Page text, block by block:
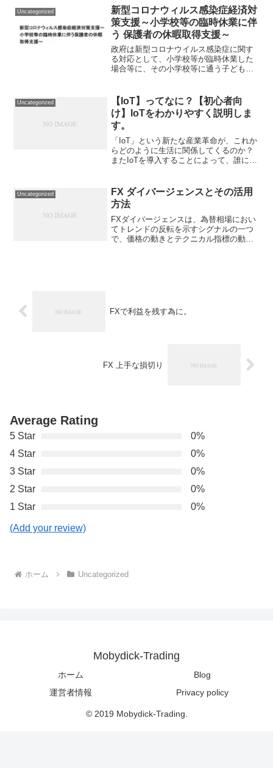
していて、どこの送り出し...
Uncategorized
新型コロナウィルス感染症経済対
策支援～小学校等の臨時休業に伴
う 保護者の休暇取得支援～
政府は新型コロナウイルス感染症に関す
る対応として、小学校等が臨時休業した
場合等に、その小学校等に通う子どもの
ず、労働基準法上の年次有給休暇とは別
途、有給の休暇を取得させた企業に対す
る助成金を創設しますという発表をして
います。
Uncategorized
【IoT】ってなに？【初心者向
け】IoTをわかりやすく説明しま
す。
「IoT」という新たな産業革命が、これか
らどのように生活に関係してくるのか？
またIoTを導入することによって、誰にど
をここでは説明していけたらと思いま
す。IoTとい...
Uncategorized
FX ダイバージェンスとその活用
方法
FXダイバージェンスは、為替相場におい
てトレンドの反転を示すシグナルの一つ
で、価格の動きとテクニカル指標の動き
FXで利益を残す為に。
FX 上手な損切り
Average Rating
5 Star
0%
4 Star
0%
3 Star
0%
2 Star
0%
1 Star
0%
(Add your review)
ホーム Uncategorized
Mobydick-Trading
ホーム
Blog
運営者情報
Privacy policy
© 2019 Mobydick-Trading.